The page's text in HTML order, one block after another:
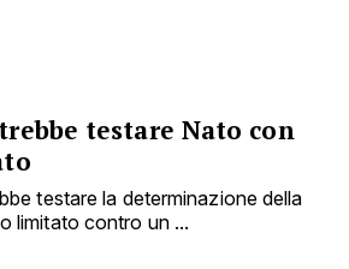
testare Nato con
testare la determinazione della
limitato contro un ...